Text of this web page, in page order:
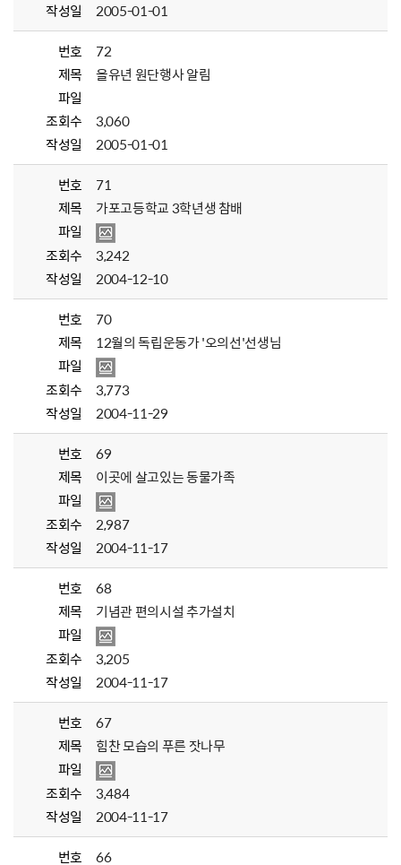
작성일
2005-01-01
번호
72
제목
을유년 원단행사 알림
파일
조회수
3,060
작성일
2005-01-01
번호
71
제목
가포고등학교 3학년생 참배
파일
조회수
3,242
작성일
2004-12-10
번호
70
제목
12월의 독립운동가 '오의선'선생님
파일
조회수
3,773
작성일
2004-11-29
번호
69
제목
이곳에 살고있는 동물가족
파일
조회수
2,987
작성일
2004-11-17
번호
68
제목
기념관 편의시설 추가설치
파일
조회수
3,205
작성일
2004-11-17
번호
67
제목
힘찬 모습의 푸른 잣나무
파일
조회수
3,484
작성일
2004-11-17
번호
66